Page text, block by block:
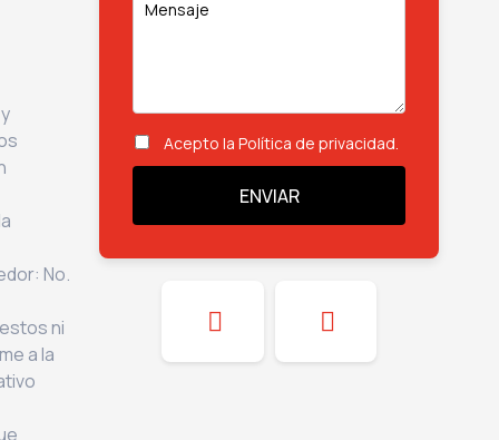
No.
ni
a la
Acepto la Política de privacidad.